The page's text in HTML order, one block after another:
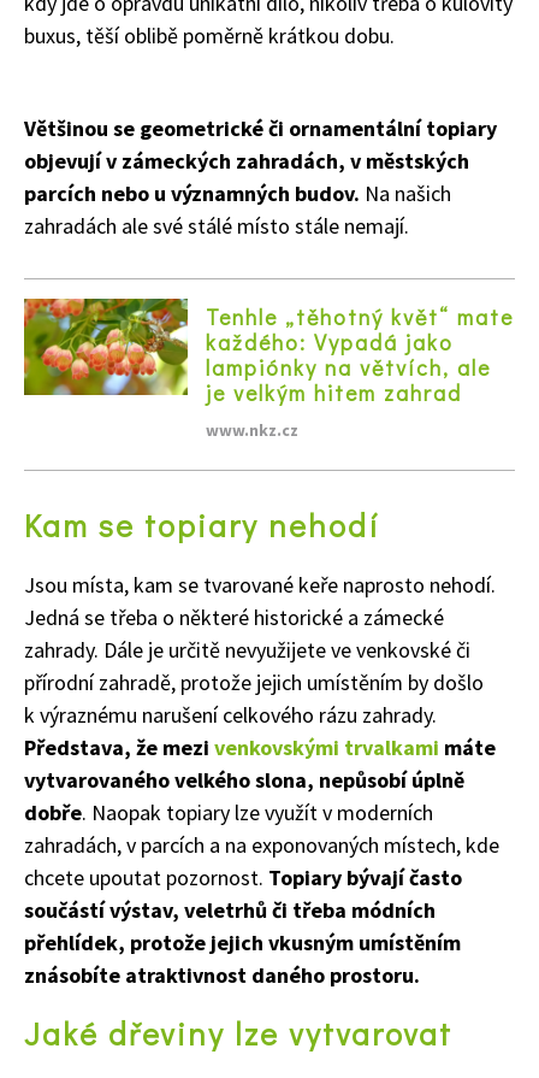
buxus, těší oblibě poměrně krátkou dobu.
Většinou se geometrické či ornamentální topiary
objevují v zámeckých zahradách, v městských
parcích nebo u významných budov. Na našich
zahradách ale své stálé místo stále nemají.
Tenhle „těhotný květ“ mate
každého: Vypadá jako
lampiónky na větvích, ale
je velkým hitem zahrad
www.nkz.cz
Kam se topiary nehodí
Jsou místa, kam se tvarované keře naprosto nehodí.
Jedná se třeba o některé historické a zámecké
zahrady. Dále je určitě nevyužijete ve venkovské či
přírodní zahradě, protože jejich umístěním by došlo
k výraznému narušení celkového rázu zahrady.
Představa, že mezi venkovskými trvalkami máte
vytvarovaného velkého slona, nepůsobí úplně
dobře. Naopak topiary lze využít v moderních
zahradách, v parcích a na exponovaných místech, kde
chcete upoutat pozornost. Topiary bývají často
součástí výstav, veletrhů či třeba módních
přehlídek, protože jejich vkusným umístěním
znásobíte atraktivnost daného prostoru.
Jaké dřeviny lze vytvarovat